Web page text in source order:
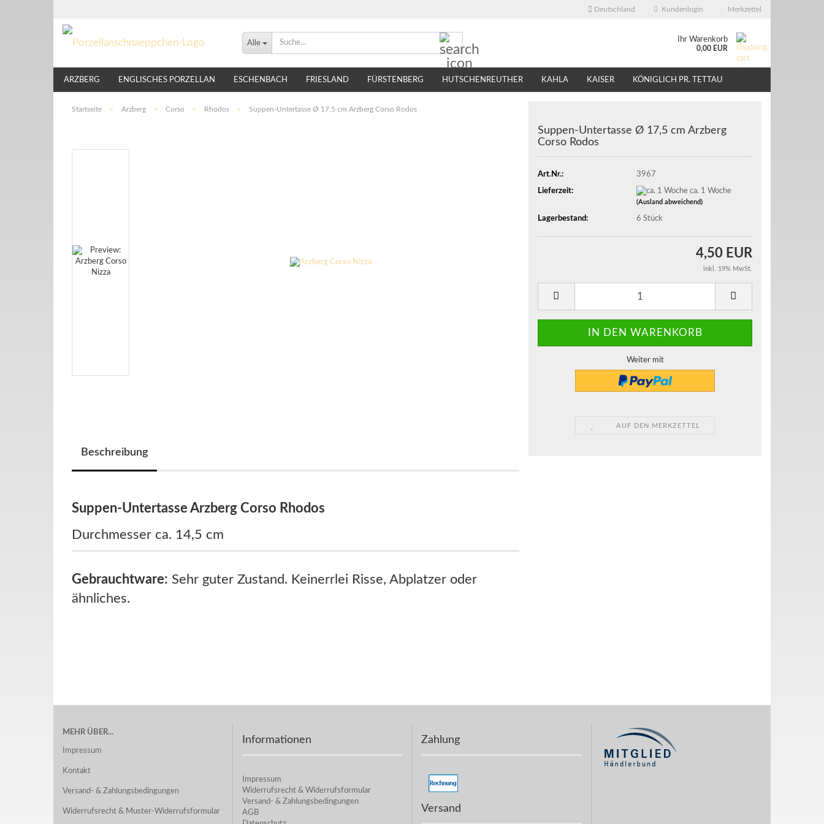
Deutschland Kundenlogin Merkzettel
Alle Ihr Warenkorb
0,00 EUR
ARZBERG ENGLISCHES PORZELLAN ESCHENBACH FRIESLAND FÜRSTENBERG HUTSCHENREUTHER KAHLA KAISER KÖNIGLICH PR. TETTAU
LINDNER NIKKO TIRSCHENREUTH VILLEROY & BOCH
Startseite » Arzberg » Corso » Rhodos » Suppen-Untertasse Ø 17,5 cm Arzberg Corso Rodos
Suppen-Untertasse Ø 17,5 cm Arzberg
Corso Rodos
Art.Nr.: 3967
Lieferzeit: ca. 1 Woche
(Ausland abweichend)
Lagerbestand: 6 Stück
4,50 EUR
inkl. 19% MwSt.
Weiter mit
AUF DEN MERKZETTEL
Beschreibung
Suppen-Untertasse Arzberg Corso Rhodos
Durchmesser ca. 14,5 cm
Gebrauchtware: Sehr guter Zustand. Keinerrlei Risse, Abplatzer oder
ähnliches.
MEHR ÜBER...
Impressum
Kontakt
Versand- & Zahlungsbedingungen
Widerrufsrecht & Muster-Widerrufsformular
Informationen
Impressum
Widerrufsrecht & Widerrufsformular
Versand- & Zahlungsbedingungen
AGB
Zahlung
Versand